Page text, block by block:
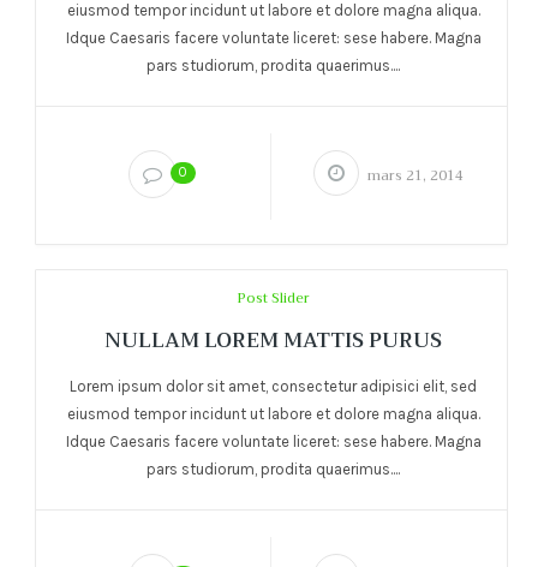
eiusmod tempor incidunt ut labore et dolore magna aliqua.
Idque Caesaris facere voluntate liceret: sese habere. Magna
pars studiorum, prodita quaerimus....
0 mars 21, 2014
Post Slider
NULLAM LOREM MATTIS PURUS
Lorem ipsum dolor sit amet, consectetur adipisici elit, sed
eiusmod tempor incidunt ut labore et dolore magna aliqua.
Idque Caesaris facere voluntate liceret: sese habere. Magna
pars studiorum, prodita quaerimus....